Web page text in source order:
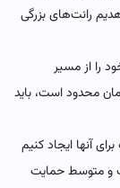
رانت‌های بزرگی
را از مسیر
محدود است، باید
آنها ایجاد کنیم
و متوسط حمایت